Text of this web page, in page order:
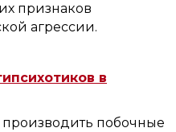
признаков
агрессии.
в
производить побочные